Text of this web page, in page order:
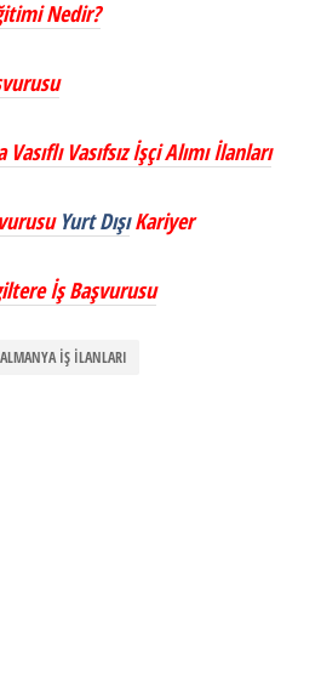
Nedir?
Vasıfsız İşçi Alımı İlanları
Yurt DışıKariyer
İş Başvurusu
ALMANYA İŞ İLANLARI